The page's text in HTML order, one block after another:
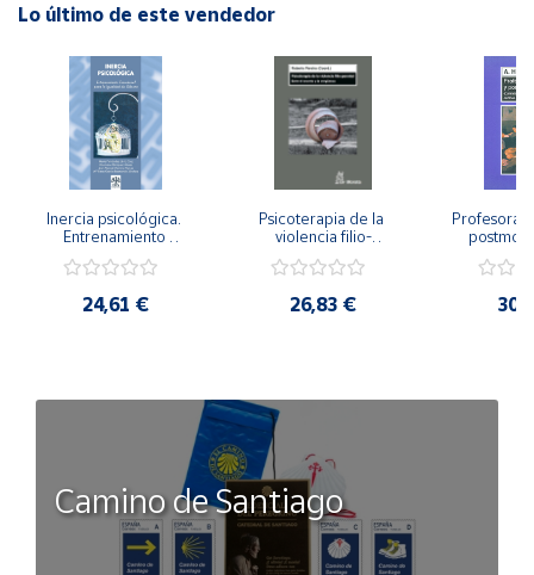
Lo último de este vendedor
Inercia psicológica.
Entrenamiento
Igualdad de Género.
24,61 €
Psicoterapia de la
violencia filio-
secreto y la
26,83 €
Camino de Santiago